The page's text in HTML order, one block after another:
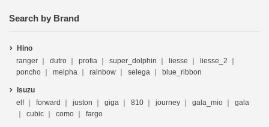
Search by Brand
Hino
ranger
dutro profia super_dolphin liesse
liesse_2
poncho
melpha rainbow selega blue_ribbon
Isuzu
elf
forward juston giga 810 journey gala_mio
gala
cubic
como fargo